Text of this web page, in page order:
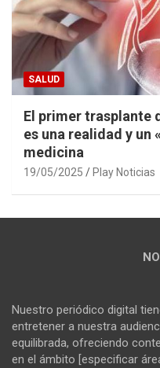
SALUD
El primer trasplante
es una realidad y un
medicina
19/05/2025 Play Noticias
Nuestro periódico digital
entretener a nuestra
equilibrada, ofreciendo
en el ámbito [especificar